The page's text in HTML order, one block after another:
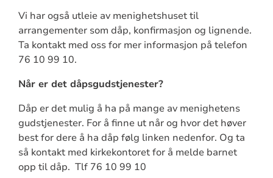
Vi har også utleie av menighetshuset til
arrangementer som dåp, konfirmasjon og lignende.
Ta kontakt med oss for mer informasjon på telefon
76 10 99 10.
Når er det dåpsgudstjenester?
Dåp er det mulig å ha på mange av menighetens
gudstjenester. For å finne ut når og hvor det høver
best for dere å ha dåp følg linken nedenfor. Og ta
så kontakt med kirkekontoret for å melde barnet
opp til dåp. Tlf 76 10 99 10